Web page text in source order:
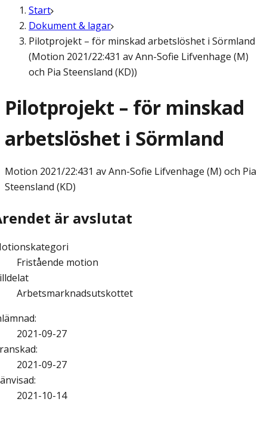
Start
Dokument & lagar
Pilotprojekt – för minskad arbetslöshet i Sörmland
(Motion 2021/22:431 av Ann-Sofie Lifvenhage (M)
och Pia Steensland (KD))
Pilotprojekt – för minskad
arbetslöshet i Sörmland
Motion 2021/22:431 av Ann-Sofie Lifvenhage (M) och Pia
Steensland (KD)
är avslutat
Fristående motion
Arbetsmarknadsutskottet
:
2021-09-27
:
2021-09-27
:
2021-10-14